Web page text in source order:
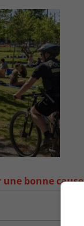
bonne cause